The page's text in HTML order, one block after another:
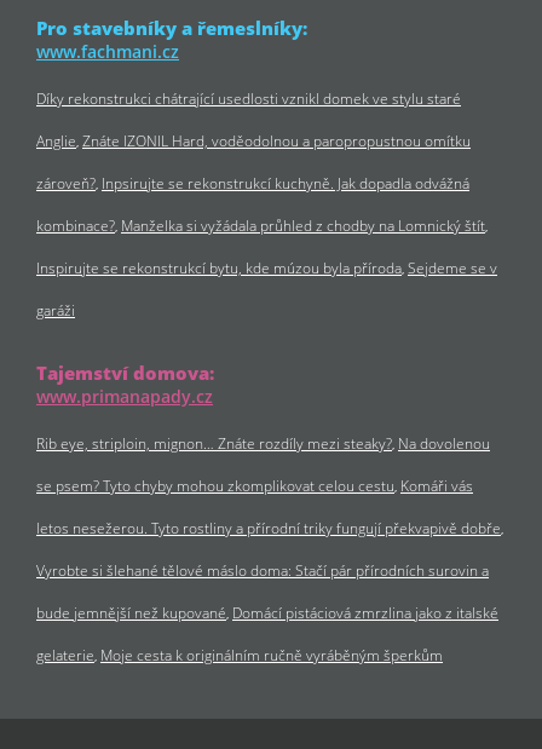
Pro stavebníky a řemeslníky:
www.fachmani.cz
Díky rekonstrukci chátrající usedlosti vznikl domek ve stylu staré
Anglie Znáte IZONIL Hard, voděodolnou a paropropustnou omítku
zároveň? Inpsirujte se rekonstrukcí kuchyně. Jak dopadla odvážná
kombinace? Manželka si vyžádala průhled z chodby na Lomnický štít
Inspirujte se rekonstrukcí bytu, kde múzou byla příroda Sejdeme se v
garáži
Tajemství domova:
www.primanapady.cz
Rib eye, striploin, mignon… Znáte rozdíly mezi steaky? Na dovolenou
se psem? Tyto chyby mohou zkomplikovat celou cestu Komáři vás
letos nesežerou. Tyto rostliny a přírodní triky fungují překvapivě dobře
Vyrobte si šlehané tělové máslo doma: Stačí pár přírodních surovin a
bude jemnější než kupované Domácí pistáciová zmrzlina jako z italské
gelaterie Moje cesta k originálním ručně vyráběným šperkům